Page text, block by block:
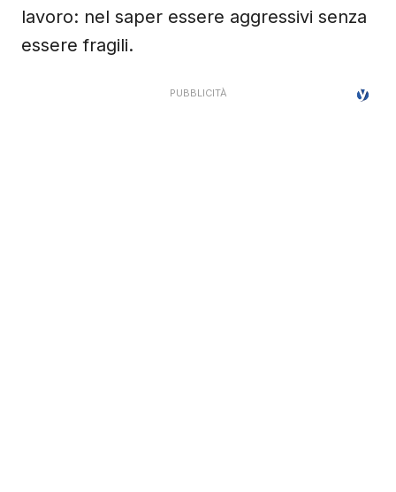
lavoro: nel saper essere aggressivi senza
essere fragili.